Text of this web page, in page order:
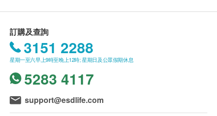
2個工作天
報告
進行健康檢查後，一般情況下，需大概5至12個工作
天跟進檢查報告， 工作天不包括星期六、日及公眾假
期。 輪侯報告講解時間會因應不同情況(如個別化驗
項目所需時間或客人指明特定時段)而有所延長。
A. 本地及海外客戶
訂購及查詢
3151 2288
星期一至六早上9時至晚上12時; 星期日及公眾假期休息
5283 4117
support@esdlife.com